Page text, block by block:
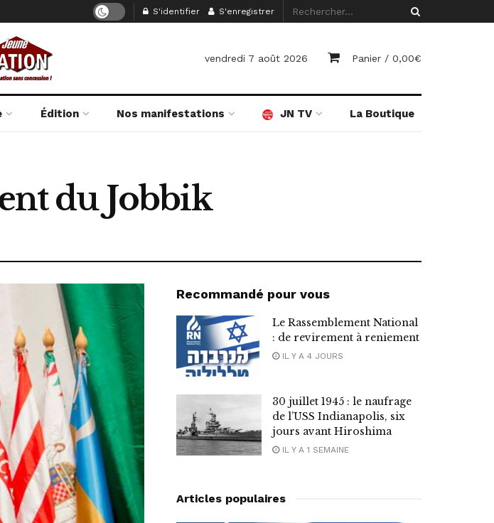
S'identifier S'enregistrer
vendredi 7 août 2026 Panier / 0,00€
Édition Nos manifestations JN TV La Boutique
du Jobbik
Recommandé pour vous
Le Rassemblement National
: de revirement à reniement
IL Y A 4 JOURS
30 juillet 1945 : le naufrage
de l’USS Indianapolis, six
jours avant Hiroshima
IL Y A 1 SEMAINE
Articles populaires